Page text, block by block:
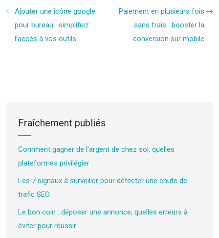
Ajouter une icône google
pour bureau : simplifiez
l’accès à vos outils
Paiement en plusieurs fois
sans frais : booster la
conversion sur mobile
Fraîchement publiés
Comment gagner de l’argent de chez soi, quelles
plateformes privilégier
Les 7 signaux à surveiller pour détecter une chute de
trafic SEO
Le bon coin : déposer une annonce, quelles erreurs à
éviter pour réussir